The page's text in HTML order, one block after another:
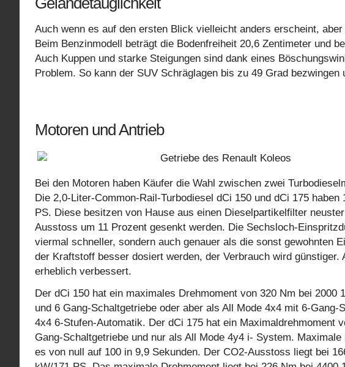
Auch wenn es auf den ersten Blick vielleicht anders erscheint, aber
Beim Benzinmodell beträgt die Bodenfreiheit 20,6 Zentimeter und
Auch Kuppen und starke Steigungen sind dank eines
Problem. So kann der SUV Schräglagen bis zu 49 Grad
Motoren und Antrieb
Bei den Motoren haben Käufer die Wahl zwischen zwei
Die 2,0-Liter-Common-Rail-Turbodiesel dCi 150 und dCi 175
PS. Diese besitzen von Hause aus einen Dieselpartikelfilter
Ausstoss um 11 Prozent gesenkt werden. Die Sechsloch-
viermal schneller, sondern auch genauer als die sonst gewohnten
der Kraftstoff besser dosiert werden, der Verbrauch wird
erheblich verbessert.
Der dCi 150 hat ein maximales Drehmoment von 320 Nm bei
und 6 Gang-Schaltgetriebe oder aber als All Mode 4x4 mit 6-
4x4 6-Stufen-Automatik. Der dCi 175 hat ein Maximaldrehmoment
Gang-Schaltgetriebe und nur als All Mode 4y4 i- System.
es von null auf 100 in 9,9 Sekunden. Der CO2-Ausstoss liegt bei